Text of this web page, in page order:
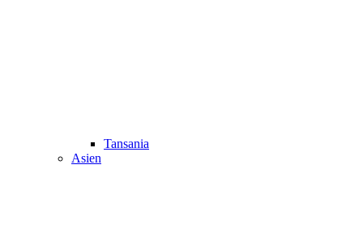
Tansania
Asien